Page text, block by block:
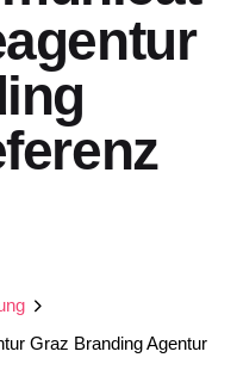
Graz Branding Agentur